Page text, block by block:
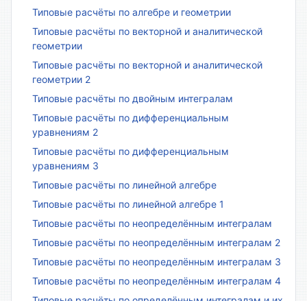
Типовые расчёты по алгебре и геометрии
Типовые расчёты по векторной и аналитической
геометрии
Типовые расчёты по векторной и аналитической
геометрии 2
Типовые расчёты по двойным интегралам
Типовые расчёты по дифференциальным
уравнениям 2
Типовые расчёты по дифференциальным
уравнениям 3
Типовые расчёты по линейной алгебре
Типовые расчёты по линейной алгебре 1
Типовые расчёты по неопределённым интегралам
Типовые расчёты по неопределённым интегралам 2
Типовые расчёты по неопределённым интегралам 3
Типовые расчёты по неопределённым интегралам 4